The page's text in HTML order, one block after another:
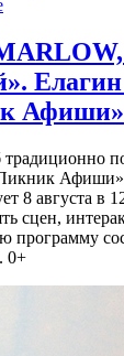
Афиши»
8 августа в
сцен,
программу
0+